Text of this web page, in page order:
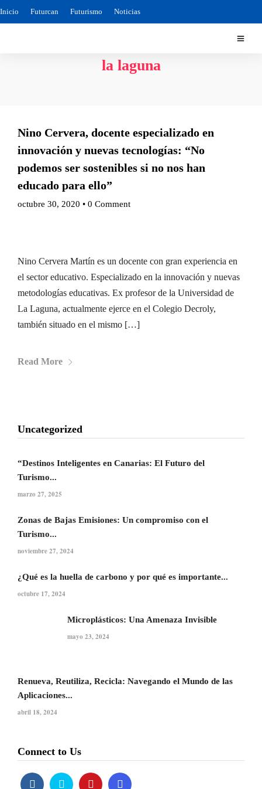
Inicio Futurcan Futurismo Noticias
la laguna
Nino Cervera, docente especializado en
innovación y nuevas tecnologías: “No
podemos ser sostenibles si no nos han
educado para ello”
octubre 30, 2020 • 0 Comment
Nino Cervera Martín es un docente con gran experiencia en
el sector educativo. Especializado en la innovación y nuevas
metodologías educativas. Ex profesor de la Universidad de
La Laguna, actualmente ejerce en el Colegio Decroly,
también situado en el mismo […]
Read More
Uncategorized
“Destinos Inteligentes en Canarias: El Futuro del
Turismo...
marzo 27, 2025
Zonas de Bajas Emisiones: Un compromiso con el
Turismo...
noviembre 27, 2024
¿Qué es la huella de carbono y por qué es importante...
octubre 17, 2024
Microplásticos: Una Amenaza Invisible
mayo 23, 2024
Renueva, Reutiliza, Recicla: Navegando el Mundo de las
Aplicaciones...
abril 18, 2024
Connect to Us